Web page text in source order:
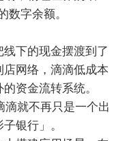
字余额。
下的现金摆渡到了
网络，滴滴低成本
资金流转系统。
就不再只是一个出
银行」。